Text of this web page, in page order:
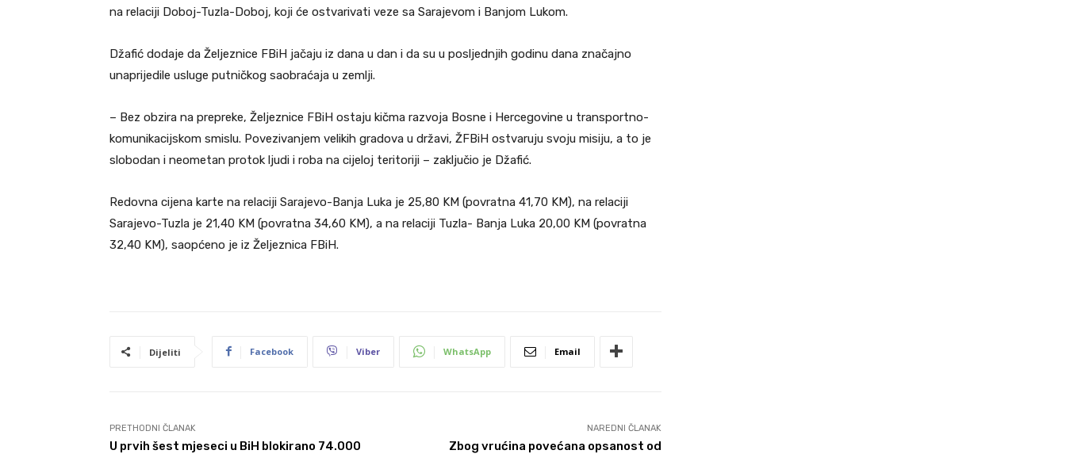
na relaciji Doboj-Tuzla-Doboj, koji će ostvarivati veze sa Sarajevom i Banjom Lukom.
Džafić dodaje da Željeznice FBiH jačaju iz dana u dan i da su u posljednjih godinu dana značajno
unaprijedile usluge putničkog saobraćaja u zemlji.
– Bez obzira na prepreke, Željeznice FBiH ostaju kičma razvoja Bosne i Hercegovine u transportno-
komunikacijskom smislu. Povezivanjem velikih gradova u državi, ŽFBiH ostvaruju svoju misiju, a to je
slobodan i neometan protok ljudi i roba na cijeloj teritoriji – zaključio je Džafić.
Redovna cijena karte na relaciji Sarajevo-Banja Luka je 25,80 KM (povratna 41,70 KM), na relaciji
Sarajevo-Tuzla je 21,40 KM (povratna 34,60 KM), a na relaciji Tuzla- Banja Luka 20,00 KM (povratna
32,40 KM), saopćeno je iz Željeznica FBiH.
Dijeliti Facebook Viber WhatsApp Email
PRETHODNI ČLANAK
U prvih šest mjeseci u BiH blokirano 74.000
NAREDNI ČLANAK
Zbog vrućina povećana opsanost od